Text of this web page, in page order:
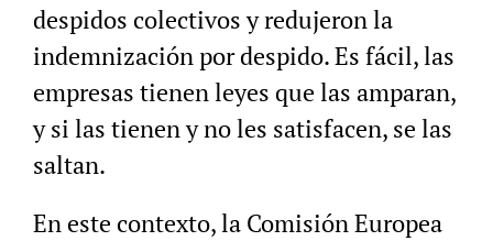
despidos colectivos y redujeron la
indemnización por despido. Es fácil, las
empresas tienen leyes que las amparan,
y si las tienen y no les satisfacen, se las
saltan.
En este contexto, la Comisión Europea